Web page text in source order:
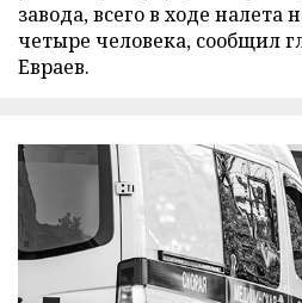
завода, всего в ходе налета
четыре человека, сообщил
Евраев.